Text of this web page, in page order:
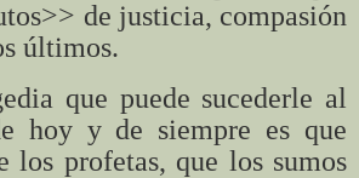
de justicia, compasión
últimos.
que puede sucederle al
hoy y de siempre es que
los profetas, que los sumos